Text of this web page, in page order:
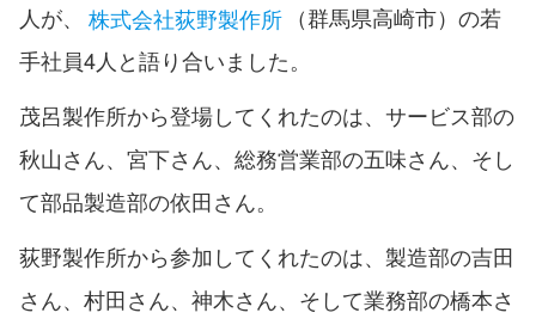
人が、
株式会社荻野製作所 （群馬県高崎市）の若
手社員4人と語り合いました。
茂呂製作所から登場してくれたのは、サービス部の
秋山さん、宮下さん、総務営業部の五味さん、そし
て部品製造部の依田さん。
荻野製作所から参加してくれたのは、製造部の吉田
さん、村田さん、神木さん、そして業務部の橋本さ